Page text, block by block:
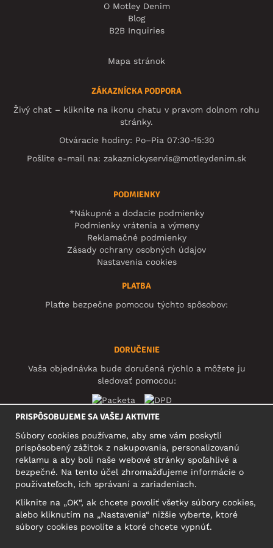
O Motley Denim
Blog
B2B Inquiries
Mapa stránok
ZÁKAZNÍCKA PODPORA
Živý chat – kliknite na ikonu chatu v pravom dolnom rohu
stránky.
Otváracie hodiny: Po–Pia 07:30-15:30
Pošlite e-mail na: zakaznickyservis@motleydenim.sk
PODMIENKY
*Nákupné a dodacie podmienky
Podmienky vrátenia a výmeny
Reklamačné podmienky
Zásady ochrany osobných údajov
Nastavenia cookies
PLATBA
Plaťte bezpečne pomocou týchto spôsobov:
DORUČENIE
Vaša objednávka bude doručená rýchlo a môžete ju
sledovať pomocou:
SOCIÁLNE SIETE
Motley Denim Europe OÜ
Narva mnt 5, EE-10117 Tallinn
PRISPÔSOBUJEME SA VAŠEJ AKTIVITE
Súbory cookies používame, aby sme vám poskytli
prispôsobený zážitok z nakupovania, personalizovanú
reklamu a aby boli naše webové stránky spoľahlivé a
bezpečné. Na tento účel zhromažďujeme informácie o
používateľoch, ich správaní a zariadeniach.
Kliknite na „OK“, ak chcete povoliť všetky súbory cookies,
alebo kliknutím na „Nastavenia“ nižšie vyberte, ktoré
súbory cookies povolíte a ktoré chcete vypnúť.